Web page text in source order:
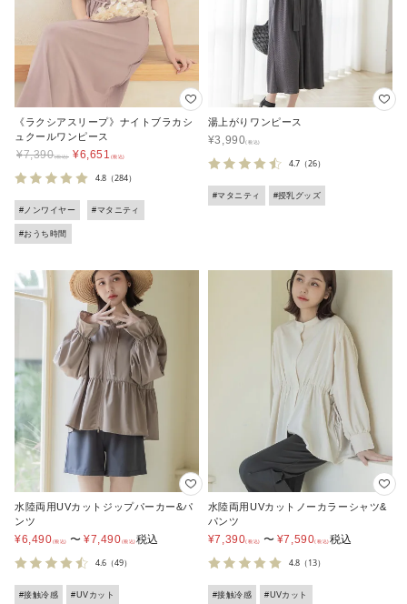
《ラクシアスリープ》ナイトブラカシ
ュクールワンピース
¥7,390 ¥6,651
4.8 （284）
#ノンワイヤー #マタニティ
#おうち時間
湯上がりワンピース
¥3,990
4.7（26）
#マタニティ #授乳グッズ
水陸両用UVカットジップパーカー&パ
ンツ
¥6,490 〜 ¥7,490 税込
4.6 （49）
#接触冷感 #UVカット
水陸両用UVカットノーカラーシャツ&
パンツ
¥7,390 〜 ¥7,590 税込
4.8（13）
#接触冷感 #UVカット